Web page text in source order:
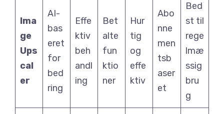
Ima
ge
Ups
cal
er
AI-
bas
eret
for
bed
ring
Effe
ktiv
beh
andl
ing
Bet
alte
fun
ktio
ner
Hur
tig
og
effe
ktiv
Abo
nne
men
tsb
aser
et
Bed
st til
rege
lmæ
ssig
bru
g